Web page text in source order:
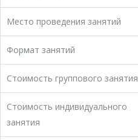
Место проведения занятий
Формат занятий
Стоимость группового занятия
Стоимость индивидуального
занятия